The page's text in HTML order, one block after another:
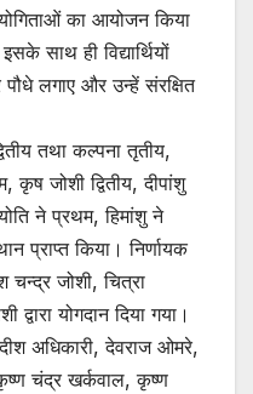
का आयोजन किया
साथ ही विद्यार्थियों
लगाए और उन्हें संरक्षित
तथा कल्पना तृतीय,
कृष जोशी द्वितीय, दीपांशु
ने प्रथम, हिमांशु ने
प्राप्त किया। निर्णायक
जोशी, चित्रा
योगदान दिया गया।
अधिकारी, देवराज ओमरे,
चंद्र खर्कवाल, कृष्ण